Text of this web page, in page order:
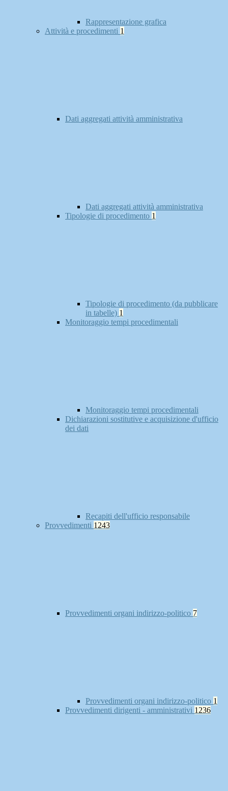
Rappresentazione grafica
Attività e procedimenti 1
Dati aggregati attività amministrativa
Dati aggregati attività amministrativa
Tipologie di procedimento 1
Tipologie di procedimento (da pubblicare
in tabelle) 1
Monitoraggio tempi procedimentali
Monitoraggio tempi procedimentali
Dichiarazioni sostitutive e acquisizione d'ufficio
dei dati
Recapiti dell'ufficio responsabile
Provvedimenti 1243
Provvedimenti organi indirizzo-politico 7
Provvedimenti organi indirizzo-politico 1
Provvedimenti dirigenti - amministrativi 1236